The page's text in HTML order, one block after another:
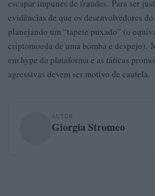
escapar impunes de fraudes. Para ser
evidências de que os desenvolvedores
planejando um “tapete puxado” (o
criptomoeda de uma bomba e despejo).
em hype da plataforma e as táticas
agressivas devem ser motivo de cautela.
AUTOR
Giorgia Stromeo